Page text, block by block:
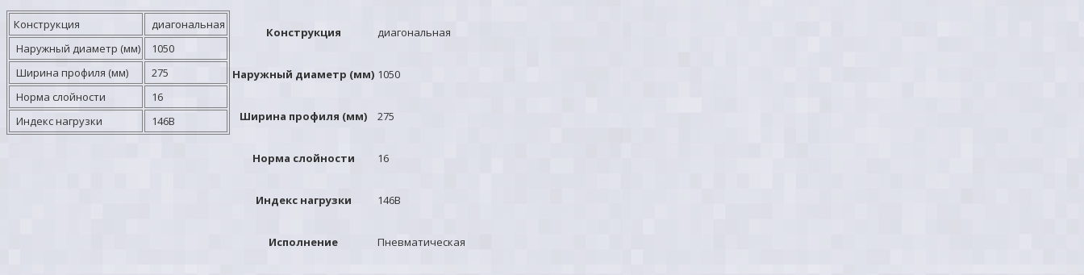
Конструкция
диагональная
Наружный диаметр (мм)
1050
Ширина профиля (мм)
275
Норма слойности
16
Индекс нагрузки
146B
Конструкция диагональная
Наружный диаметр (мм) 1050
Ширина профиля (мм) 275
Норма слойности 16
Индекс нагрузки 146B
Исполнение Пневматическая